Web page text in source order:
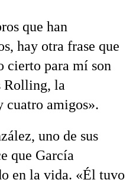
que han
hay otra frase que
cierto para mí son
Rolling, la
cuatro amigos».
uno de sus
que García
en la vida. «Él tuvo